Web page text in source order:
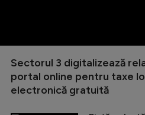
Sectorul 3 digitalizează
portal online pentru taxe
electronică gratuită